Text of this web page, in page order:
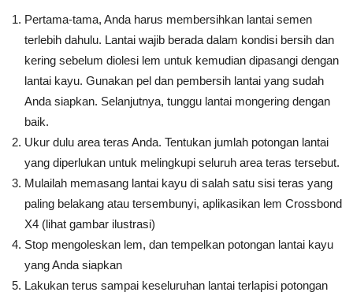
Pertama-tama, Anda harus membersihkan lantai semen
terlebih dahulu. Lantai wajib berada dalam kondisi bersih dan
kering sebelum diolesi lem untuk kemudian dipasangi dengan
lantai kayu. Gunakan pel dan pembersih lantai yang sudah
Anda siapkan. Selanjutnya, tunggu lantai mongering dengan
baik.
Ukur dulu area teras Anda. Tentukan jumlah potongan lantai
yang diperlukan untuk melingkupi seluruh area teras tersebut.
Mulailah memasang lantai kayu di salah satu sisi teras yang
paling belakang atau tersembunyi, aplikasikan lem Crossbond
X4 (lihat gambar ilustrasi)
Stop mengoleskan lem, dan tempelkan potongan lantai kayu
yang Anda siapkan
Lakukan terus sampai keseluruhan lantai terlapisi potongan